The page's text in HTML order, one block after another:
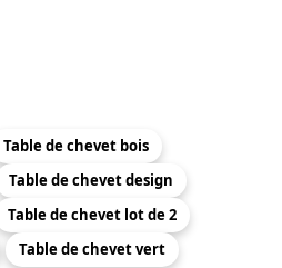
Table de chevet bois
Table de chevet design
Table de chevet lot de 2
Table de chevet vert